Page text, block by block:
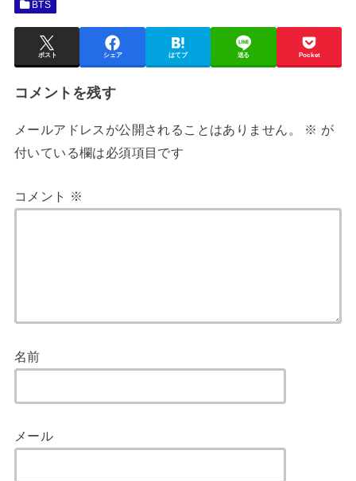
BTS
ポスト シェア はてブ 送る Pocket
コメントを残す
メールアドレスが公開されることはありません。 ※ が
付いている欄は必須項目です
コメント ※
名前
メール